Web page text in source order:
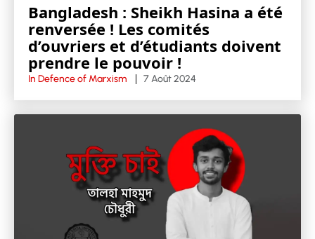
Bangladesh : Sheikh Hasina a été
renversée ! Les comités
d’ouvriers et d’étudiants doivent
prendre le pouvoir !
In Defence of Marxism 7 Août 2024